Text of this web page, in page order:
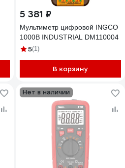
5 381 ₽
Мультиметр цифровой INGCO
1000В INDUSTRIAL DM110004
5(1)
В корзину
Нет в наличии